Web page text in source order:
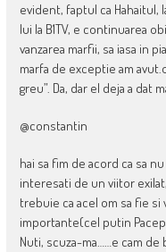
evident, faptul ca Hahaitul,
lui la B1TV, e continuarea
vanzarea marfii, sa iasa in
marfa de exceptie am
greu”. Da, dar el deja a dat
@constantin
hai sa fim de acord ca sa
interesati de un viitor
trebuie ca acel om sa fie
importante(cel putin
Nuti, scuza-ma……e cam de